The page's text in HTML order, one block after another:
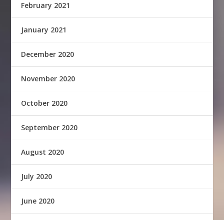
February 2021
January 2021
December 2020
November 2020
October 2020
September 2020
August 2020
July 2020
June 2020